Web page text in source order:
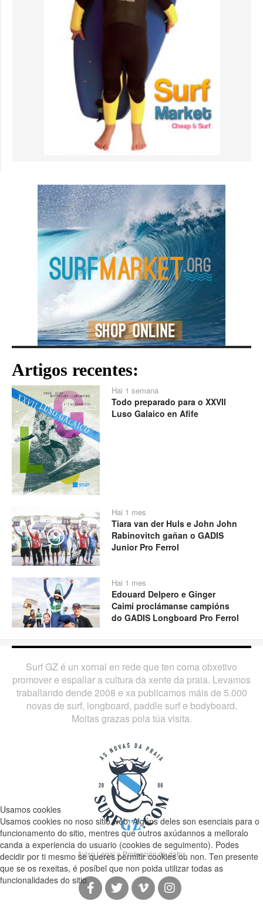
Artigos recentes:
Hai 1 semana
Todo preparado para o XXVII
Luso Galaico en Afife
Play
Hai 1 mes
Tiara van der Huls e John John
Rabinovitch gañan o GADIS
Junior Pro Ferrol
Play
Hai 1 mes
Edouard Delpero e Ginger
Caimi proclámanse campións
do GADIS Longboard Pro Ferrol
Surf GZ é un xornal en rede que ten coma obxetivo
promover e espallar a cultura da xente da praia. Levamos
traballando dende 2008 e xa publicamos máis de 5.000
novas de surf, longboard, paddle surf e bodyboard.
Moitas grazas pola túa visita.
Aviso Legal e Protección de datos
Usamos cookies
Usamos cookies no noso sitio web. Algúns deles son esenciais para o
funcionamento do sitio, mentres que outros axúdannos a melloralo
canda a experiencia do usuario (cookies de seguimento). Podes
decidir por ti mesmo se queres permitir cookies ou non. Ten presente
que se os rexeitas, é posíbel que non poida utilizar todas as
funcionalidades do sitio.